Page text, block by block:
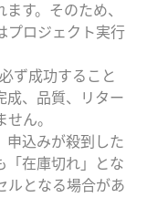
す。そのため、
プロジェクト実行
ず成功すること
成、品質、リター
ん。
申込みが殺到した
「在庫切れ」とな
ルとなる場合があ